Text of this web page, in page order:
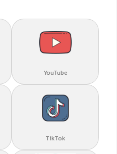
YouTube
TikTok